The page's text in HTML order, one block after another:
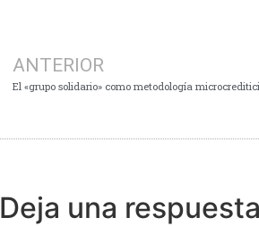
ANTERIOR
El «grupo solidario» como metodología
Deja una respuesta